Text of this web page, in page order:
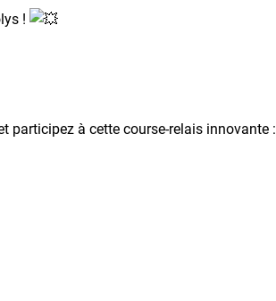
!
participez à cette course-relais innovante :